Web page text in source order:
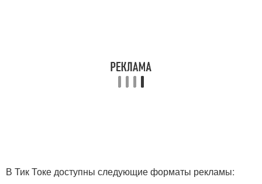
В Тик Токе доступны следующие форматы рекламы: